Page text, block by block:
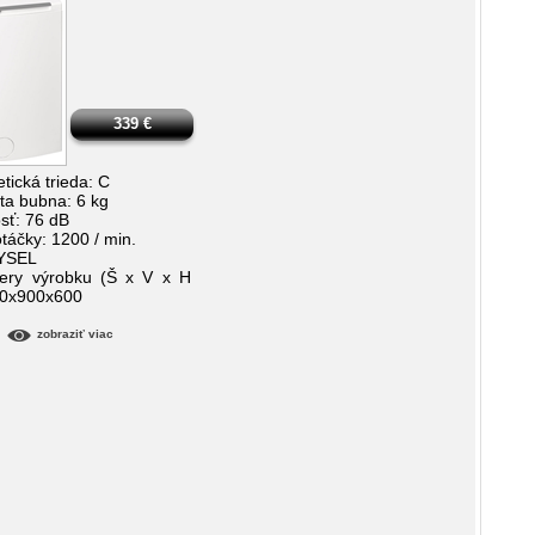
trieda: C
bubna: 6 kg
76 dB
1200 / min.
výrobku (Š x V x H
339€
zobraziť viac